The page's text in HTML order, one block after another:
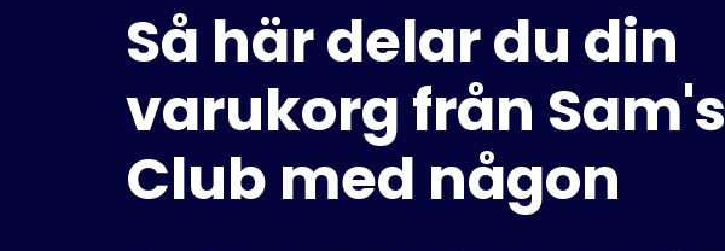
Så här delar du din
varukorg från Sam's
Club med någon